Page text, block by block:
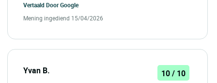
Vertaald DoorGoogle
Mening ingediend 15/04/2026
Yvan B. 10 / 10